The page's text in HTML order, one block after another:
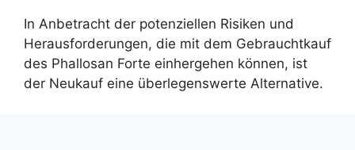
In Anbetracht der potenziellen Risiken und
Herausforderungen, die mit dem Gebrauchtkauf
des Phallosan Forte einhergehen können, ist
der Neukauf eine überlegenswerte Alternative.